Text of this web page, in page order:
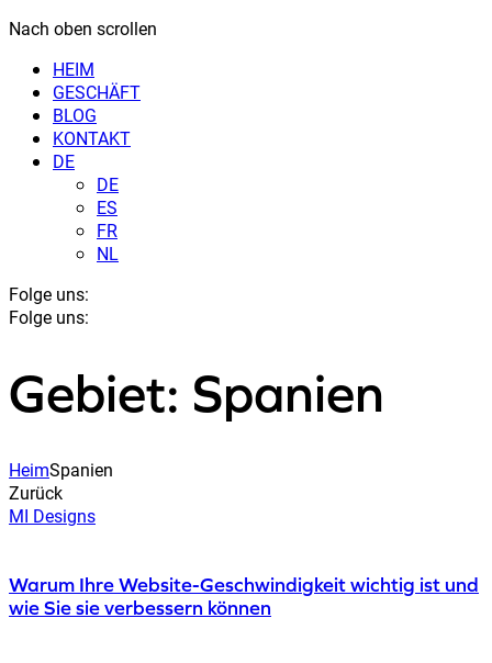
Nach oben scrollen
HEIM
GESCHÄFT
BLOG
KONTAKT
DE
DE
ES
FR
NL
Folge uns:
Folge uns:
Gebiet: Spanien
HeimSpanien
Zurück
MI Designs
Warum Ihre Website-Geschwindigkeit wichtig ist und
wie Sie sie verbessern können